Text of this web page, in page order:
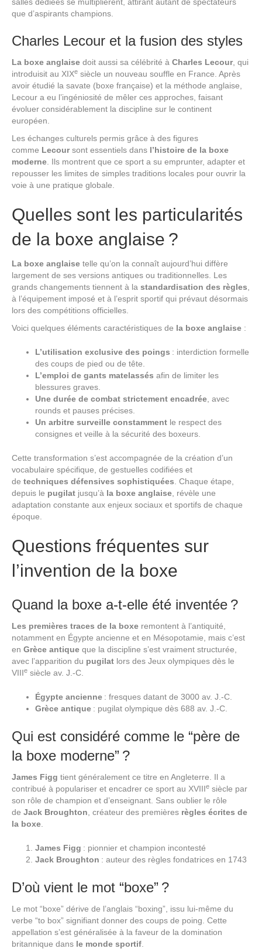
que d’aspirants champions.
Charles Lecour et la fusion des styles
La boxe anglaise doit aussi sa célébrité à Charles Lecour, qui
introduisit au XIXe siècle un nouveau souffle en France. Après
avoir étudié la savate (boxe française) et la méthode anglaise,
Lecour a eu l’ingéniosité de mêler ces approches, faisant
évoluer considérablement la discipline sur le continent
européen.
Les échanges culturels permis grâce à des figures
comme Lecoursont essentiels dans l’histoire de la boxe
moderne . Ils montrent que ce sport a su emprunter, adapter et
repousser les limites de simples traditions locales pour ouvrir la
voie à une pratique globale.
Quelles sont les particularités
de la boxe anglaise ?
La boxe anglaise telle qu’on la connaît aujourd’hui diffère
largement de ses versions antiques ou traditionnelles. Les
grands changements tiennent à la standardisation des règles
à l’équipement imposé et à l’esprit sportif qui prévaut désormais
lors des compétitions officielles.
Voici quelques éléments caractéristiques de la boxe anglaise :
L’utilisation exclusive des poings : interdiction formelle
des coups de pied ou de tête.
L’emploi de gants matelassés afin de limiter les
blessures graves.
Une durée de combat strictement encadrée , avec
rounds et pauses précises.
Un arbitre surveille constamment le respect des
consignes et veille à la sécurité des boxeurs.
Cette transformation s’est accompagnée de la création d’un
vocabulaire spécifique, de gestuelles codifiées et
de techniques défensives sophistiquées . Chaque étape,
depuis le pugilat jusqu’à la boxe anglaise , révèle une
adaptation constante aux enjeux sociaux et sportifs de chaque
époque.
Questions fréquentes sur
l’invention de la boxe
Quand la boxe a-t-elle été inventée ?
Les premières traces de la boxe remontent à l’antiquité,
notamment en Égypte ancienne et en Mésopotamie, mais c’est
en Grèce antique que la discipline s’est vraiment structurée,
avec l’apparition du pugilat lors des Jeux olympiques dès le
VIIIe siècle av. J.-C.
Égypte ancienne : fresques datant de 3000 av. J.-C.
Grèce antique : pugilat olympique dès 688 av. J.-C.
Qui est considéré comme le “père de
la boxe moderne” ?
James Figg tient généralement ce titre en Angleterre. Il a
contribué à populariser et encadrer ce sport au XVIIIe siècle par
son rôle de champion et d’enseignant. Sans oublier le rôle
de Jack Broughton , créateur des premières règles écrites de
la boxe
James Figg : pionnier et champion incontesté
Jack Broughton : auteur des règles fondatrices en 1743
D’où vient le mot “boxe” ?
Le mot “boxe” dérive de l’anglais “boxing”, issu lui-même du
verbe “to box” signifiant donner des coups de poing. Cette
appellation s’est généralisée à la faveur de la domination
britannique dans le monde sportif